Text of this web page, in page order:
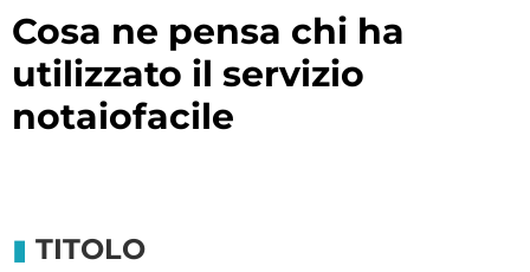
cosa ne pensa chi ha
utilizzato il servizio
notaiofacile
TITOLO